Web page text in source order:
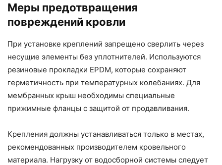
Меры предотвращения
повреждений кровли
При установке креплений запрещено сверлить через
несущие элементы без уплотнителей. Используются
резиновые прокладки EPDM, которые сохраняют
герметичность при температурных колебаниях. Для
мембранных крыш необходимы специальные
прижимные фланцы с защитой от продавливания.
Крепления должны устанавливаться только в местах,
рекомендованных производителем кровельного
материала. Нагрузку от водосборной системы следует